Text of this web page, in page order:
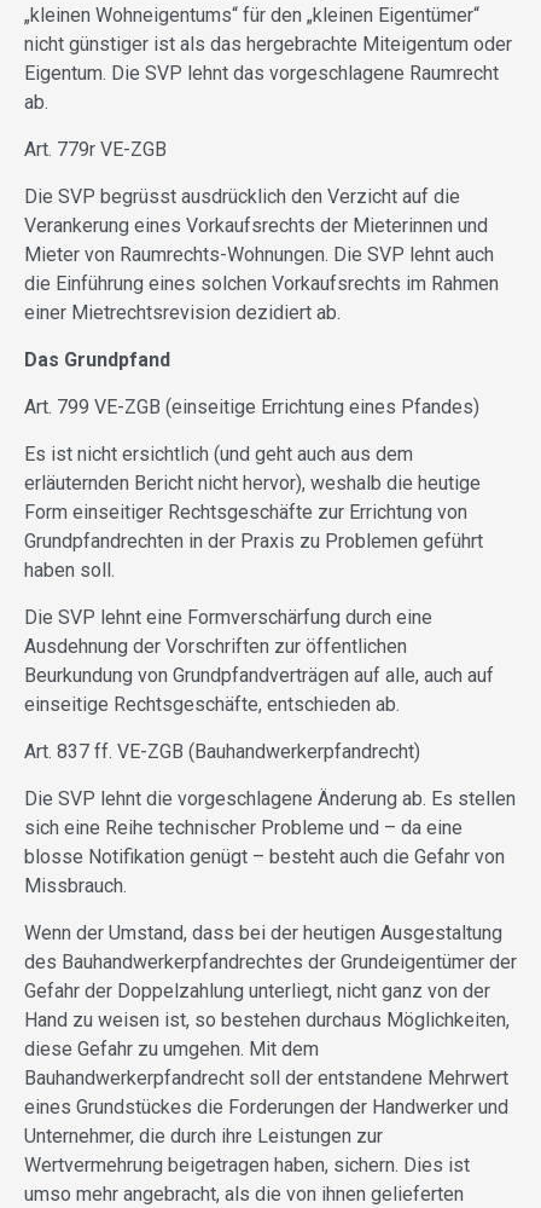
„kleinen Wohneigentums“ für den „kleinen Eigentümer“
nicht günstiger ist als das hergebrachte Miteigentum oder
Eigentum. Die SVP lehnt das vorgeschlagene Raumrecht
ab.
Art. 779r VE-ZGB
Die SVP begrüsst ausdrücklich den Verzicht auf die
Verankerung eines Vorkaufsrechts der Mieterinnen und
Mieter von Raumrechts-Wohnungen. Die SVP lehnt auch
die Einführung eines solchen Vorkaufsrechts im Rahmen
einer Mietrechtsrevision dezidiert ab.
Das Grundpfand
Art. 799 VE-ZGB (einseitige Errichtung eines Pfandes)
Es ist nicht ersichtlich (und geht auch aus dem
erläuternden Bericht nicht hervor), weshalb die heutige
Form einseitiger Rechtsgeschäfte zur Errichtung von
Grundpfandrechten in der Praxis zu Problemen geführt
haben soll.
Die SVP lehnt eine Formverschärfung durch eine
Ausdehnung der Vorschriften zur öffentlichen
Beurkundung von Grundpfandverträgen auf alle, auch auf
einseitige Rechtsgeschäfte, entschieden ab.
Art. 837 ff. VE-ZGB (Bauhandwerkerpfandrecht)
Die SVP lehnt die vorgeschlagene Änderung ab. Es stellen
sich eine Reihe technischer Probleme und – da eine
blosse Notifikation genügt – besteht auch die Gefahr von
Missbrauch.
Wenn der Umstand, dass bei der heutigen Ausgestaltung
des Bauhandwerkerpfandrechtes der Grundeigentümer der
Gefahr der Doppelzahlung unterliegt, nicht ganz von der
Hand zu weisen ist, so bestehen durchaus Möglichkeiten,
diese Gefahr zu umgehen. Mit dem
Bauhandwerkerpfandrecht soll der entstandene Mehrwert
eines Grundstückes die Forderungen der Handwerker und
Unternehmer, die durch ihre Leistungen zur
Wertvermehrung beigetragen haben, sichern. Dies ist
umso mehr angebracht, als die von ihnen gelieferten